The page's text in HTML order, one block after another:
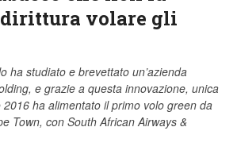
volare gli
ha studiato e brevettato un’azienda
e grazie a questa innovazione, unica
ha alimentato il primo volo green da
Town, con South African Airways &